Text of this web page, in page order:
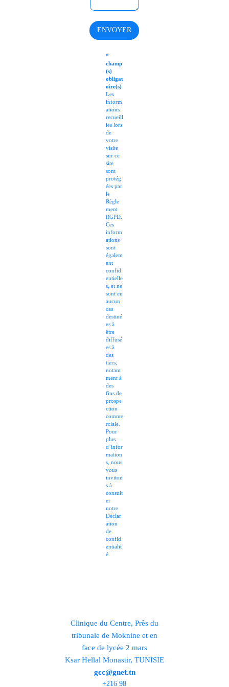
t
o
n
ENVOYER
*
champ
(s)
obligat
oire(s)
Les
inform
ations
recueill
ies lors
de
votre
visite
sur ce
site
sont
protég
ées par
le
Règle
ment
RGPD.
Ces
inform
ations
sont
égalem
ent
confid
entielle
s, et ne
sont en
aucun
cas
destiné
es à
être
diffusé
es à
des
tiers,
notam
ment à
des
fins de
prospe
ction
comme
rciale.
Pour
plus
d’infor
mation
s, nous
vous
inviton
s à
consult
er
notre
Déclar
ation
de
confid
entialit
é
Clinique du Centre, Près du
tribunale de Moknine et en
face de lycée 2 mars
Ksar Hellal Monastir, TUNISIE
gcc@gnet.tn
+216 98